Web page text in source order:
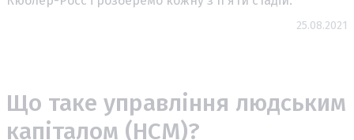
25.08.2021
Що таке управління людським
капіталом (HCM)?